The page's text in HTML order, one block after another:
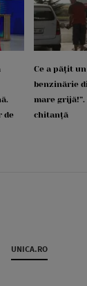
de
Ce a pățit
benzinărie
mare grijă!”.
chitanță
UNICA.RO